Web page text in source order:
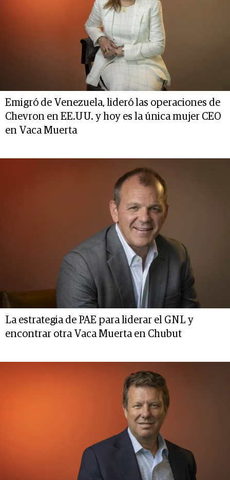
Emigró de Venezuela, lideró las operaciones de
Chevron en EE.UU. y hoy es la única mujer CEO
en Vaca Muerta
La estrategia de PAE para liderar el GNL y
encontrar otra Vaca Muerta en Chubut